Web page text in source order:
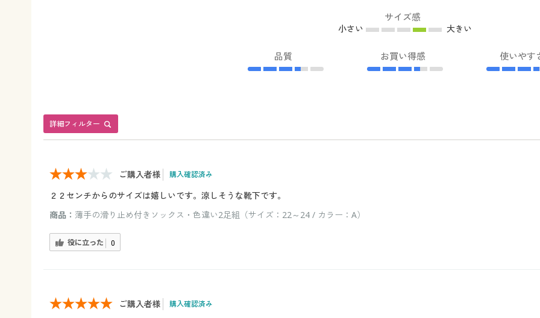
サイズ感
小さい 大きい
品質 お買い得感 使いやす
詳細フィルター
ご購入者様 購入確認済み
２２センチからのサイズは嬉しいです。涼しそうな靴下です。
商品： 薄手の滑り止め付きソックス・色違い2足組（サイズ：22～24 / カラー：A）
役に立った 0
ご購入者様 購入確認済み